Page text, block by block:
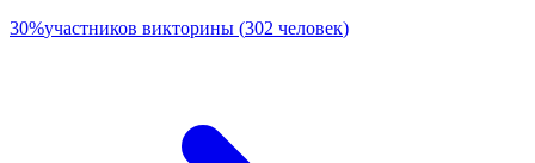
30%участников викторины (302 человек)